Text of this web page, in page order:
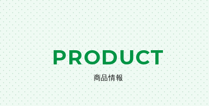
PRODUCT
商品情報